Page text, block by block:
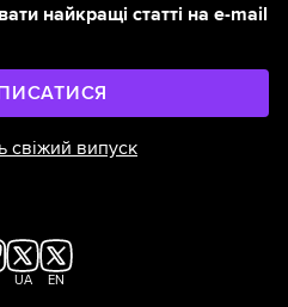
найкращі статті на e-mail
свіжий випуск
UA EN